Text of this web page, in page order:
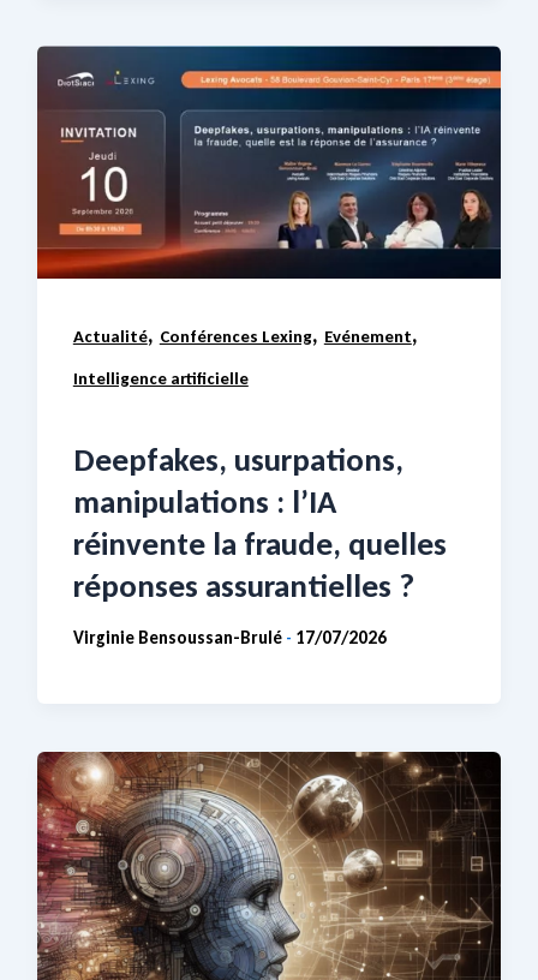
Actualité, Conférences Lexing, Evénement,
Intelligence artificielle
Deepfakes, usurpations,
manipulations : l’IA
réinvente la fraude, quelles
réponses assurantielles ?
Virginie Bensoussan-Brulé - 17/07/2026